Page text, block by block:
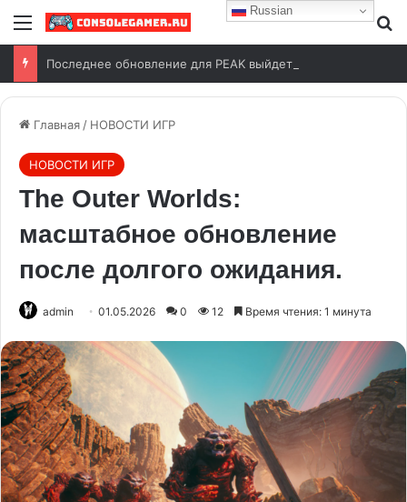
Главная / НОВОСТИ ИГР
НОВОСТИ ИГР
The Outer Worlds:
масштабное обновление
после долгого ожидания.
admin 01.05.2026 0 12 Время чтения: 1 минута
Russian